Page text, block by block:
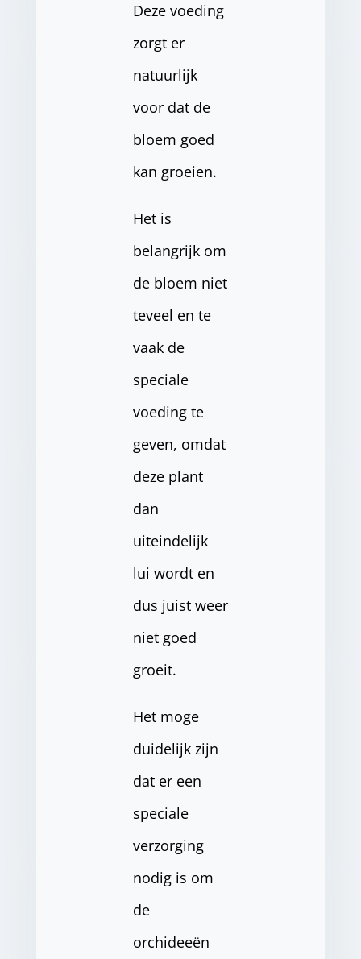
Deze voeding
zorgt er
natuurlijk
voor dat de
bloem goed
kan groeien.
Het is
belangrijk om
de bloem niet
teveel en te
vaak de
speciale
voeding te
geven, omdat
deze plant
dan
uiteindelijk
lui wordt en
dus juist weer
niet goed
groeit.
Het moge
duidelijk zijn
dat er een
speciale
verzorging
nodig is om
de
orchideeën